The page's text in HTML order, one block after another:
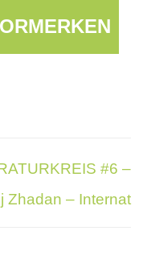
#6 –
Zhadan – Internat